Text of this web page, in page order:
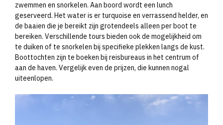
zwemmen en snorkelen. Aan boord wordt een lunch
geserveerd. Het water is er turquoise en verrassend helder, en
de baaien die je bereikt zijn grotendeels alleen per boot te
bereiken. Verschillende tours bieden ook de mogelijkheid om
te duiken of te snorkelen bij specifieke plekken langs de kust.
Boottochten zijn te boeken bij reisbureaus in het centrum of
aan de haven. Vergelijk even de prijzen, die kunnen nogal
uiteenlopen.